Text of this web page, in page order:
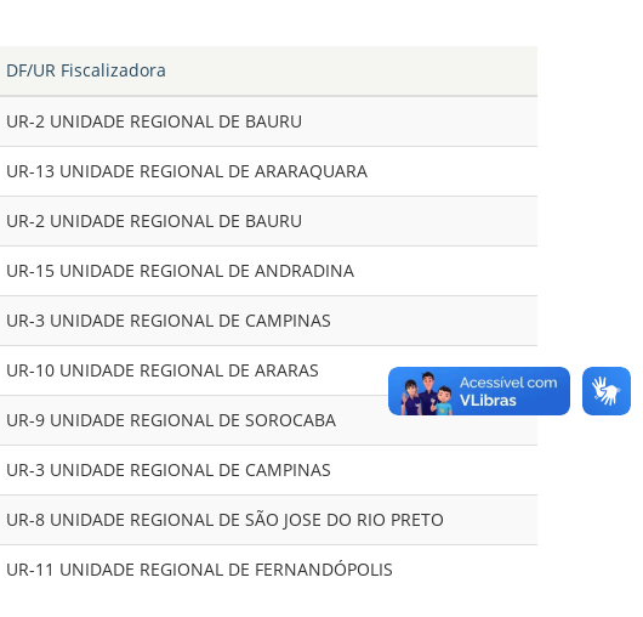
DF/UR Fiscalizadora
UR-2 UNIDADE REGIONAL DE BAURU
UR-13 UNIDADE REGIONAL DE ARARAQUARA
UR-2 UNIDADE REGIONAL DE BAURU
UR-15 UNIDADE REGIONAL DE ANDRADINA
UR-3 UNIDADE REGIONAL DE CAMPINAS
UR-10 UNIDADE REGIONAL DE ARARAS
UR-9 UNIDADE REGIONAL DE SOROCABA
UR-3 UNIDADE REGIONAL DE CAMPINAS
UR-8 UNIDADE REGIONAL DE SÃO JOSE DO RIO PRETO
UR-11 UNIDADE REGIONAL DE FERNANDÓPOLIS